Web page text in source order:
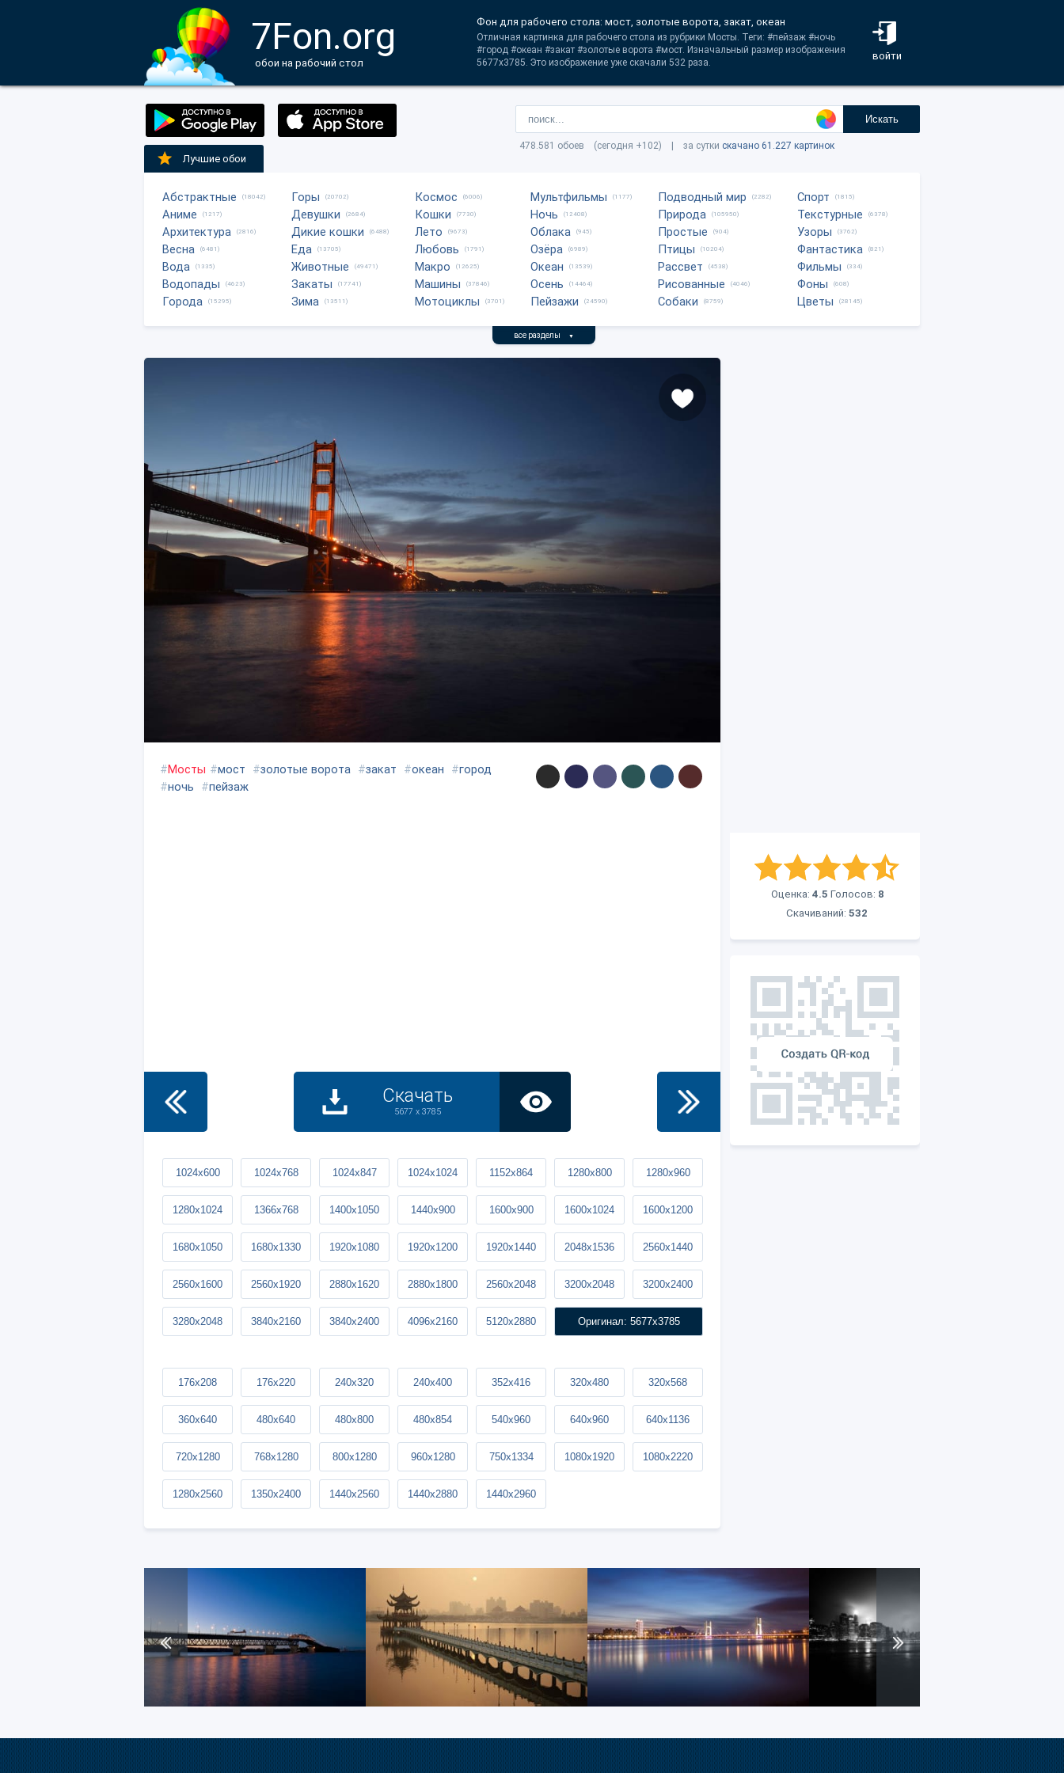
7Fon.org
обои на рабочий стол
войти
Фон для рабочего стола: мост, золотые ворота, закат, океан
Отличная картинка для рабочего стола из рубрики Мосты. Теги: #пейзаж #ночь
#город #океан #закат #золотые ворота #мост. Изначальный размер изображения
5677x3785. Это изображение уже скачали 532 раза.
Искать
478.581 обоев (сегодня +102) | за сутки скачано 61.227 картинок
Лучшие обои
Абстрактные (18042)
Аниме (1217)
Архитектура (2816)
Весна (6481)
Вода (1335)
Водопады (4623)
Города (15295)
Горы (20702)
Девушки (2684)
Дикие кошки (6488)
Еда (13705)
Животные (49471)
Закаты (17741)
Зима (13511)
Космос (6006)
Кошки (7730)
Лето (9673)
Любовь (1791)
Макро (12625)
Машины (37846)
Мотоциклы (3701)
Мультфильмы (1177)
Ночь (12408)
Облака (945)
Озёра (6989)
Океан (13539)
Осень (14464)
Пейзажи (24590)
Подводный мир (2282)
Природа (105950)
Простые (904)
Птицы (10204)
Рассвет (4538)
Рисованные (4046)
Собаки (8759)
Спорт (1815)
Текстурные (6378)
Узоры (3762)
Фантастика (821)
Фильмы (334)
Фоны (608)
Цветы (28145)
все разделы ▼
Оценка: 4.5 Голосов: 8
Скачиваний: 532
#Мосты #мост #золотые ворота #закат #океан #город
#ночь #пейзаж
Скачать
5677 x 3785
1024x600 1024x768 1024x847 1024x1024 1152x864 1280x800 1280x960
1280x1024 1366x768 1400x1050 1440x900 1600x900 1600x1024 1600x1200
1680x1050 1680x1330 1920x1080 1920x1200 1920x1440 2048x1536 2560x1440
2560x1600 2560x1920 2880x1620 2880x1800 2560x2048 3200x2048 3200x2400
3280x2048 3840x2160 3840x2400 4096x2160 5120x2880 Оригинал: 5677x3785
176x208 176x220 240x320 240x400 352x416 320x480 320x568
360x640 480x640 480x800 480x854 540x960 640x960 640x1136
720x1280 768x1280 800x1280 960x1280 750x1334 1080x1920 1080x2220
1280x2560 1350x2400 1440x2560 1440x2880 1440x2960